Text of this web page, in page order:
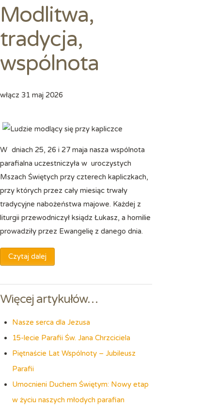
Modlitwa,
tradycja,
wspólnota
włącz 31 maj 2026
W dniach 25, 26 i 27 maja nasza wspólnota
parafialna uczestniczyła w uroczystych
Mszach Świętych przy czterech kapliczkach,
przy których przez cały miesiąc trwały
tradycyjne nabożeństwa majowe. Każdej z
liturgii przewodniczył ksiądz Łukasz, a homilie
prowadziły przez Ewangelię z danego dnia.
Czytaj dalej
Więcej artykułów…
Nasze serca dla Jezusa
15-lecie Parafii Św. Jana Chrzciciela
Piętnaście Lat Wspólnoty – Jubileusz
Parafii
Umocnieni Duchem Świętym: Nowy etap
w życiu naszych młodych parafian